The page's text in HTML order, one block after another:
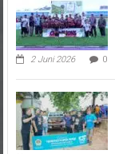
2 Juni 2026 0
31 Mei 2026 0